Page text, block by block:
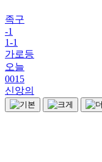
족구
-1
1-1
가로등
오늘
0015
신앙의